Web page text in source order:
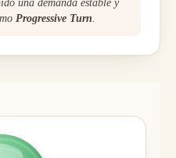
una demanda estable y
Progressive Turn